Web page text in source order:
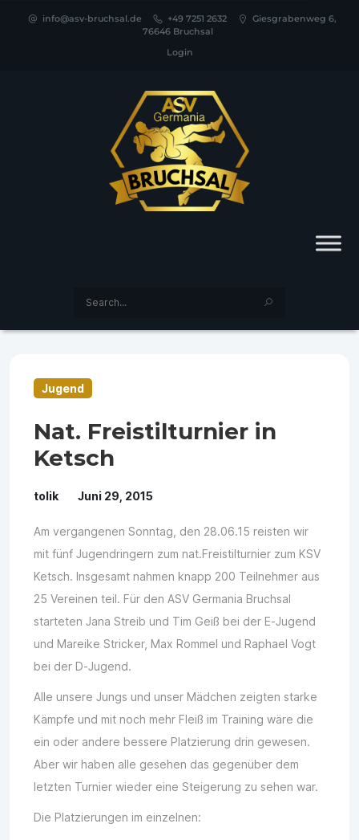
info@asv-bruchsal.de +49 7251 2632
Giesgrabenweg 6,
76646 Bruchsal
Login
Jugend
Nat. Freistilturnier in
Ketsch
tolik Juni 29, 2015
Am vergangenen Sonntag, den 28.06.15 reisten wir
mit fünf Jugendringern zum nat.Freistilturnier zum KSV
Ketsch. Insgesamt nahmen knapp 200 Teilnehmer aus
25 Vereinen teil. Für den ASV Germania Bruchsal
starteten Jana Streib und Tim Geiß bei der E-Jugend
und Mareike Stricker, Max Rommel und Raphael Vogt
bei der D-Jugend.
Alle unsere Jungs und unser Mädchen zeigten starke
Kämpfe und mit noch mehr Fleiß im Training wäre die
ein oder andere bessere Platzierung drin gewesen.
Aber wir haben alle gesehen das gegenüber dem
letzten Turnier wieder eine Steigerung zu sehen war.
Die Platzierungen im einzelnen: